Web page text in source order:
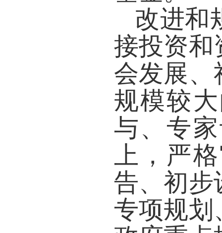
改进和
接投资和
会发展、
规模较
与、专
上，严
告、初步
专项规划